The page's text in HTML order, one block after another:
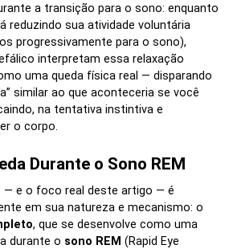
a transição para o sono: enquanto
reduzindo sua atividade voluntária
progressivamente para o sono),
interpretam essa relaxação
uma queda física real — disparando
similar ao que aconteceria se você
na tentativa instintiva e
o corpo.
Durante o Sono REM
— e o foco real deste artigo — é
em sua natureza e mecanismo: o
, que se desenvolve como uma
durante o sono REM (Rapid Eye